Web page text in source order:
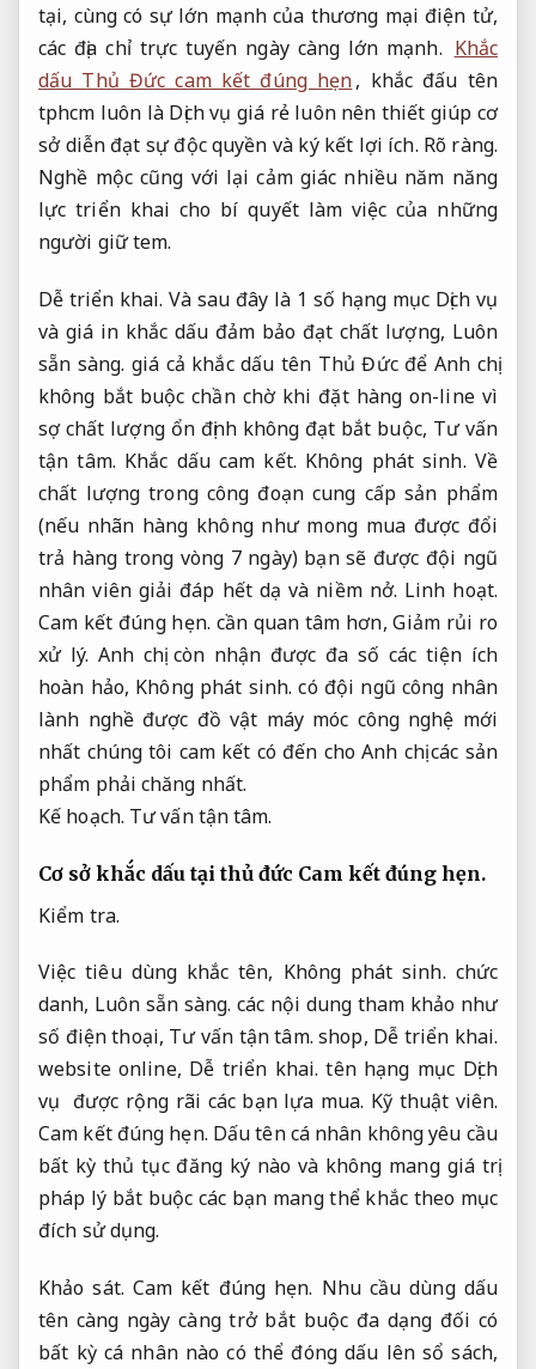
tại, cùng có sự lớn mạnh của thương mại điện tử,
các địa chỉ trực tuyến ngày càng lớn mạnh. Khắc
dấu Thủ Đức cam kết đúng hẹn, khắc đấu tên
tphcm luôn là Dịch vụ giá rẻ luôn nên thiết giúp cơ
sở diễn đạt sự độc quyền và ký kết lợi ích. Rõ ràng.
Nghề mộc cũng với lại cảm giác nhiều năm năng
lực triển khai cho bí quyết làm việc của những
người giữ tem.
Dễ triển khai. Và sau đây là 1 số hạng mục Dịch vụ
và giá in khắc dấu đảm bảo đạt chất lượng, Luôn
sẵn sàng. giá cả khắc dấu tên Thủ Đức để Anh chị
không bắt buộc chần chờ khi đặt hàng on-line vì
sợ chất lượng ổn định không đạt bắt buộc, Tư vấn
tận tâm. Khắc dấu cam kết. Không phát sinh. Về
chất lượng trong công đoạn cung cấp sản phẩm
(nếu nhãn hàng không như mong mua được đổi
trả hàng trong vòng 7 ngày) bạn sẽ được đội ngũ
nhân viên giải đáp hết dạ và niềm nở. Linh hoạt.
Cam kết đúng hẹn. cần quan tâm hơn,Giảm rủi ro
xử lý. Anh chị còn nhận được đa số các tiện ích
hoàn hảo, Không phát sinh. có đội ngũ công nhân
lành nghề được đồ vật máy móc công nghệ mới
nhất chúng tôi cam kết có đến cho Anh chị các sản
phẩm phải chăng nhất.
Kế hoạch. Tư vấn tận tâm.
Cơ sở khắc dấu tại thủ đức Cam kết đúng hẹn.
Kiểm tra.
Việc tiêu dùng khắc tên, Không phát sinh. chức
danh, Luôn sẵn sàng. các nội dung tham khảo như
số điện thoại, Tư vấn tận tâm. shop, Dễ triển khai.
website online, Dễ triển khai. tên hạng mục Dịch
vụ được rộng rãi các bạn lựa mua. Kỹ thuật viên.
Cam kết đúng hẹn. Dấu tên cá nhân không yêu cầu
bất kỳ thủ tục đăng ký nào và không mang giá trị
pháp lý bắt buộc các bạn mang thể khắc theo mục
đích sử dụng.
Khảo sát. Cam kết đúng hẹn. Nhu cầu dùng dấu
tên càng ngày càng trở bắt buộc đa dạng đối có
bất kỳ cá nhân nào có thể đóng dấu lên sổ sách,